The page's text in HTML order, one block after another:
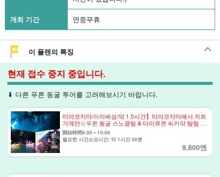
개최 기간 연중무휴
이 플랜의 특징
현재 접수 중지 중입니다.
⬇︎ 다른 푸른 동굴 투어를 고려해보시기 바랍니다.
미야코지마/이라베섬/약 1.5시간】미야코지마에서 저희
가게만☆푸른 동굴 스노클링 & 다이류몬 씨카약 탐험 &
글래스 보트 유람 ＜7세~65세 참가 OK＞(No.800)
開始時間8:30～10:00
필요한 시간소요시간: 약 1시간 30분
9,800엔